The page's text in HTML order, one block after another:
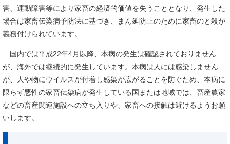
害、運動障害等により家畜の経済的価値を失うこととなり、発生した
場合は家畜伝染病予防法に基づき、まん延防止のために家畜のと殺が
義務付けられています。
国内では平成22年4月以降、本病の発生は確認されておりません
が、海外では継続的に発生しています。本病は人には感染しません
が、人や物にウイルスが付着し感染が広がることを防ぐため、本病に
限らず悪性の家畜伝染病が発生している国または地域では、畜産農家
などの畜産関連施設への立ち入りや、家畜への接触は避けるようお願
いします。